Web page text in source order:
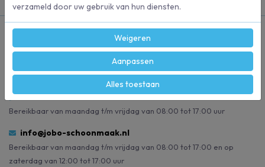
Blijf op de hoogte
Volg ons op social media en blijf op de hoogte van de laatste
nieuwtjes!
0528 275 151
Bereikbaar van maandag t/m vrijdag van 08:00 tot 17:00 uur
info@jobo-schoonmaak.nl
Bereikbaar van maandag t/m vrijdag van 08:00 tot 17:00 en op
zaterdag van 12:00 tot 17:00 uur
verzameld door uw gebruik van hun diensten.
Weigeren
Aanpassen
Alles toestaan